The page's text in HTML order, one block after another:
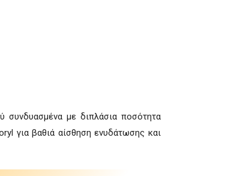
συνδυασμένα με διπλάσια ποσότητα
για βαθιά αίσθηση ενυδάτωσης και